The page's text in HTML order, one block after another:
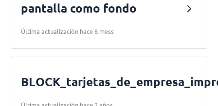
pantalla como fondo
Última actualización hace 8 mess